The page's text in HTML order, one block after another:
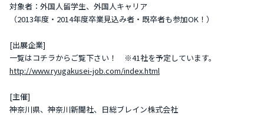
対象者：外国人留学生、外国人キャリア
（2013年度・2014年度卒業見込み者・既卒者も参加OK！）
[出展企業]
一覧はコチラからご覧下さい！ ※41社を予定しています。
http://www.ryugakusei-job.com/index.html
[主催]
神奈川県、神奈川新聞社、日総ブレイン株式会社